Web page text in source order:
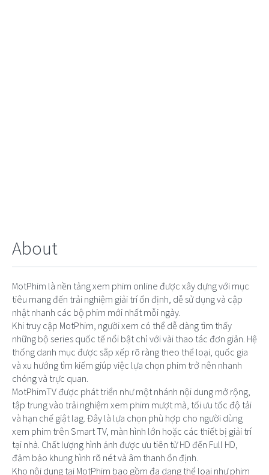
About
MotPhim là nền tảng xem phim online được xây dựng với mục
tiêu mang đến trải nghiệm giải trí ổn định, dễ sử dụng và cập
nhật nhanh các bộ phim mới nhất mỗi ngày.
Khi truy cập MotPhim, người xem có thể dễ dàng tìm thấy
những bộ series quốc tế nổi bật chỉ với vài thao tác đơn giản. Hệ
thống danh mục được sắp xếp rõ ràng theo thể loại, quốc gia
và xu hướng tìm kiếm giúp việc lựa chọn phim trở nên nhanh
chóng và trực quan.
MotPhimTV được phát triển như một nhánh nội dung mở rộng,
tập trung vào trải nghiệm xem phim mượt mà, tối ưu tốc độ tải
và hạn chế giật lag. Đây là lựa chọn phù hợp cho người dùng
xem phim trên Smart TV, màn hình lớn hoặc các thiết bị giải trí
tại nhà. Chất lượng hình ảnh được ưu tiên từ HD đến Full HD,
đảm bảo khung hình rõ nét và âm thanh ổn định.
Kho nội dung tại MotPhim bao gồm đa dạng thể loại như phim